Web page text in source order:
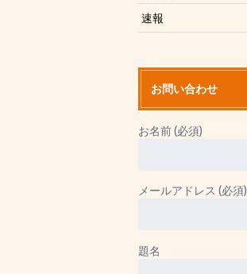
速報
お問い合わせ
お名前 (必須)
メールアドレス (必須)
題名